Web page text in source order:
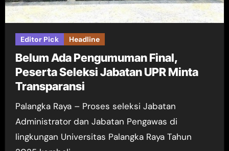
Editor Pick Headline
Belum Ada Pengumuman Final,
Peserta Seleksi Jabatan UPR Minta
Transparansi
Palangka Raya – Proses seleksi Jabatan
Administrator dan Jabatan Pengawas di
lingkungan Universitas Palangka Raya Tahun